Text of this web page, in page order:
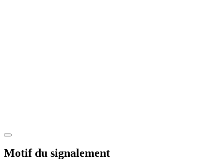
Motif du signalement